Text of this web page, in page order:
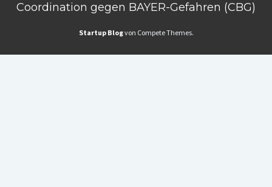
Coordination gegen BAYER-Gefahren (CBG)
Startup Blogvon Compete Themes.